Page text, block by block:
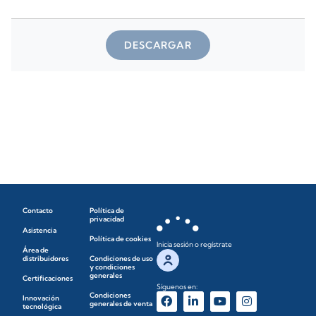
DESCARGAR
Contacto
Asistencia
Área de
distribuidores
Certificaciones
Innovación
tecnológica
Política de
privacidad
Política de cookies
Condiciones de uso
y condiciones
generales
Condiciones
generales de venta
Inicia sesión o regístrate
Síguenos en: